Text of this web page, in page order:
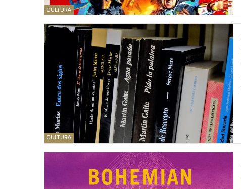
CULTURA
CULTURA